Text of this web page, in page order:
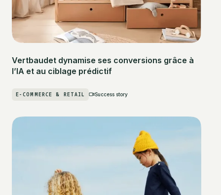
Vertbaudet dynamise ses conversions grâce à
l’IA et au ciblage prédictif
E-COMMERCE & RETAIL Success story